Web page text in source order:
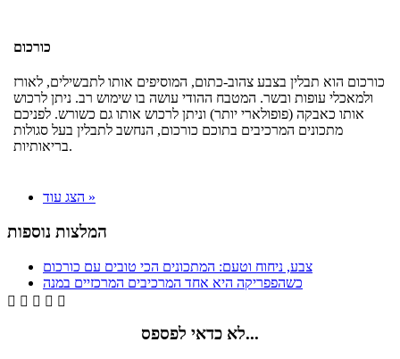
כורכום
כורכום הוא תבלין בצבע צהוב-כתום, המוסיפים אותו לתבשילים, לאורז
ולמאכלי עופות ובשר. המטבח ההודי עושה בו שימוש רב. ניתן לרכוש
אותו כאבקה (פופולארי יותר) וניתן לרכוש אותו גם כשורש. לפניכם
מתכונים המרכיבים בתוכם כורכום, הנחשב לתבלין בעל סגולות
בריאותיות.
הצג עוד »
המלצות נוספות
צבע, ניחוח וטעם: המתכונים הכי טובים עם כורכום
כשהפפריקה היא אחד המרכיבים המרכזיים במנה
    
לא כדאי לפספס...